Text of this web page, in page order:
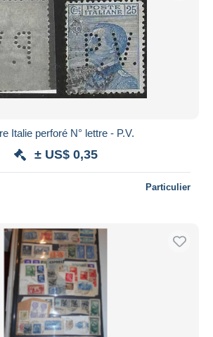
Italie perforé N° lettre - P.V.
± US$ 0,35
Particulier